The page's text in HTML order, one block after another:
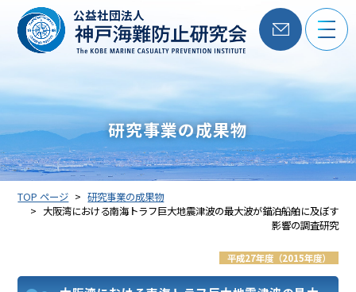
公益社団法人
研究事業の成果物
TOP ページ
研究事業の成果物
大阪湾における南海トラフ巨大地震津波の最大波が錨泊船舶に及ぼす
影響の調査研究
平成27年度（2015年度）